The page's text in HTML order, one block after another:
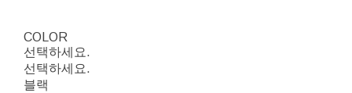
COLOR
선택하세요.
선택하세요.
블랙